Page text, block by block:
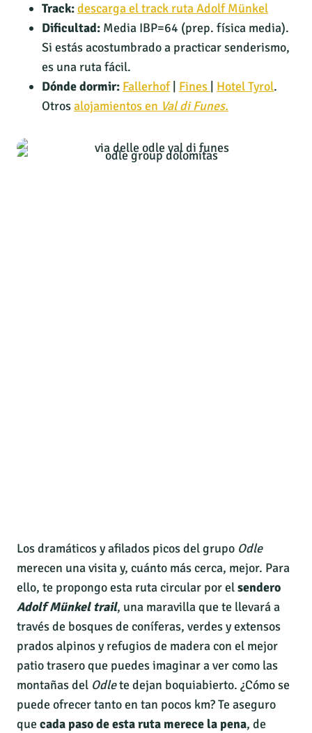
Track:descarga el track ruta Adolf Münkel
Dificultad: Media IBP=64 (prep. física media).
Si estás acostumbrado a practicar senderismo,
es una ruta fácil.
Dónde dormir: Fallerhof| Fines Hotel Tyrol.
Otrosalojamientos en Val di Funes.
Los dramáticos y afilados picos del grupo Odle
merecen una visita y, cuánto más cerca, mejor. Para
ello, te propongo esta ruta circular por elsendero
Adolf Münkel trail, una maravilla que te llevará a
través de bosques de coníferas, verdes y extensos
prados alpinos y refugios de madera con el mejor
patio trasero que puedes imaginar a ver como las
montañas del Odlete dejan boquiabierto. ¿Cómo se
puede ofrecer tanto en tan pocos km? Te aseguro
que cada paso de esta ruta merece la pena, de